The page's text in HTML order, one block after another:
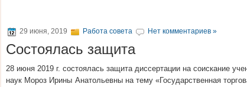
29 июня, 2019 Работа совета Нет комментариев »
Состоялась защита
28 июня 2019 г. состоялась защита диссертации на соискание
наук Мороз Ирины Анатольевны на тему «Государственная